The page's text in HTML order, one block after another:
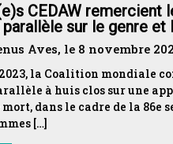
CEDAW remercient
sur le genre
Aves, le 8 novembre
2023, la Coalition mondiale
à huis clos sur une
mort, dans le cadre de la
[…]